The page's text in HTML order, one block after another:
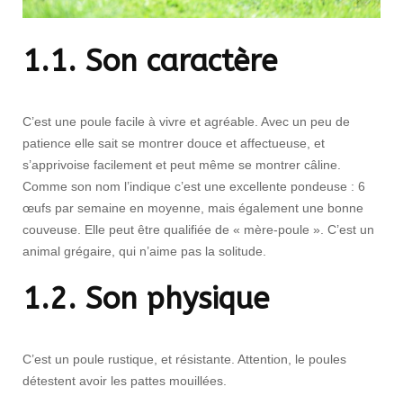
1.1. Son caractère
C’est une poule facile à vivre et agréable. Avec un peu de
patience elle sait se montrer douce et affectueuse, et
s’apprivoise facilement et peut même se montrer câline.
Comme son nom l’indique c’est une excellente pondeuse : 6
œufs par semaine en moyenne, mais également une bonne
couveuse. Elle peut être qualifiée de « mère-poule ». C’est un
animal grégaire, qui n’aime pas la solitude.
1.2. Son physique
C’est un poule rustique, et résistante. Attention, le poules
détestent avoir les pattes mouillées.